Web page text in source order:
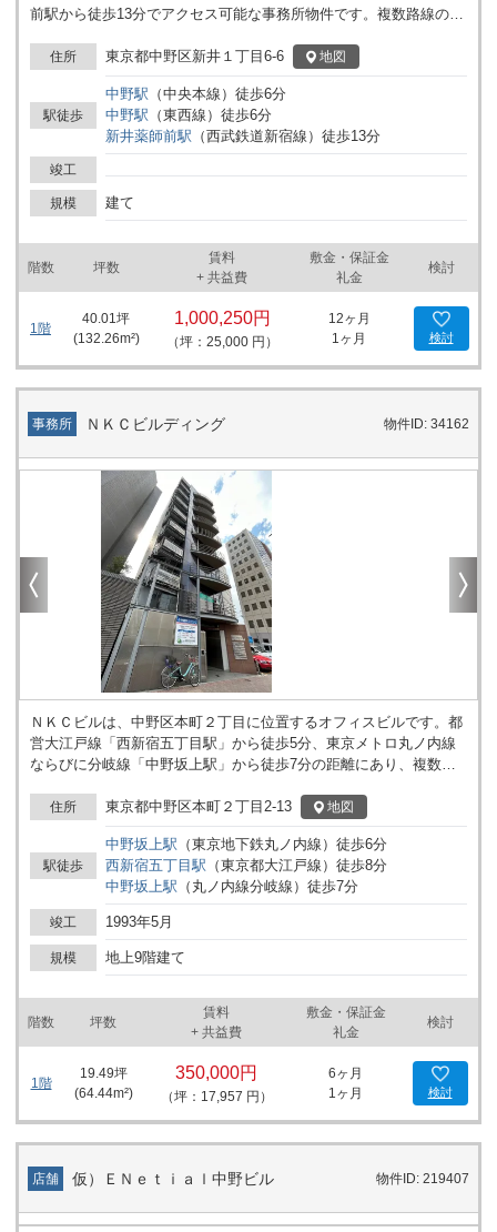
前駅から徒歩13分でアクセス可能な事務所物件です。複数路線の駅
住所 東京都中野区新井１丁目6-6 地図
駅徒歩
中野駅 （中央本線 ） 徒歩6分
中野駅 （東西線 ） 徒歩6分
新井薬師前駅 （西武鉄道新宿線 ） 徒歩13分
竣工
規模 建て
階数 坪数
賃料
+ 共益費
敷金・保証金
礼金
検討
1階
40.01 坪
(132.26m²)
1,000,250円
（坪：25,000 円）
12ヶ月
1ヶ月
検討
事務所 ＮＫＣビルディング 物件ID: 34162
ＮＫＣビルは、中野区本町２丁目に位置するオフィスビルです。都
営大江戸線「西新宿五丁目駅」から徒歩5分、東京メトロ丸ノ内線
ならびに分岐線「中野坂上駅」から徒歩7分の距離にあり、複数路
スが混在した環境で、業務拠点としての利用が想定されます。 建物
は地上9階建てで、オフィスとしての使用を考えた設計です。各区
画には光ファイバーが導入されており、ネットワーク環境の整備が
なされています。また、機械警備を導入しているため、一定のセキ
ュリティ体制が敷かれています。耐震性についても新耐震基準を満
たしており、建物の構造面でも安心して利用いただけます。 交通機
関を利用した業務活動や、周辺エリアとの連携を重視する法人・事
業所の拠点として検討されるケースも想定されます。詳細はお問い
合わせください。
住所 東京都中野区本町２丁目2-13 地図
駅徒歩
中野坂上駅 （東京地下鉄丸ノ内線 ） 徒歩6分
西新宿五丁目 駅 （東京都大江戸線 ） 徒歩8分
中野坂上駅 （ 丸ノ内線分岐線 ） 徒歩7分
竣工 1993年5月
規模 地上9階建て
階数 坪数
賃料
+ 共益費
敷金・保証金
礼金
検討
1階
19.49坪
(64.44m²)
350,000円
（坪：17,957 円）
6ヶ月
1ヶ月
検討
店舗 仮）ＥＮｅｔｉａｌ中野ビル 物件ID: 219407